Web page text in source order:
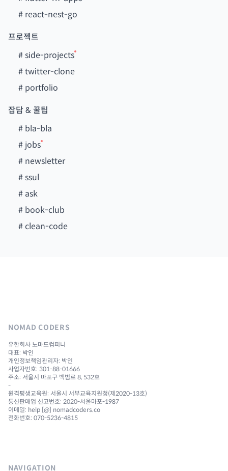
# react-nest-go
프로젝트
#side-projects
#twitter-clone
# portfolio
잡담 & 꿀팁
# bla-bla
# jobs
# newsletter
#ssul
# ask
# book-club
#clean-code
NOMAD CODERS
유한회사 노마드컴퍼니
대표: 박인
개인정보책임관리자: 박인
사업자번호: 301-88-01666
주소: 서울시 마포구 백범로 8, 532호
-
원격평생교육원: 서울시 서부교육지원청(제2020-13호)
통신판매업 신고번호: 2020-서울마포-1987
이메일: help [@] nomadcoders.co
전화번호: 070-5236-4815
NAVIGATION